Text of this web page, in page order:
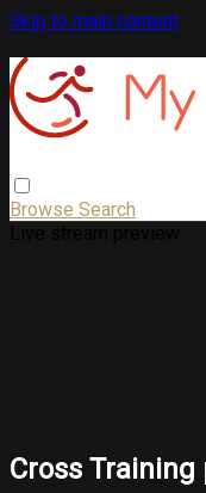
Skip to main content
Browse Search
Cross